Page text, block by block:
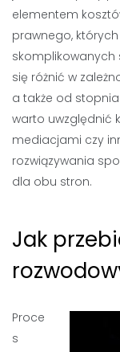
elementem
prawnego,
się różnić w
a także od
warto uwzględnić
mediacjami czy
rozwiązywania
dla obu stron.
Jak
Proce
s